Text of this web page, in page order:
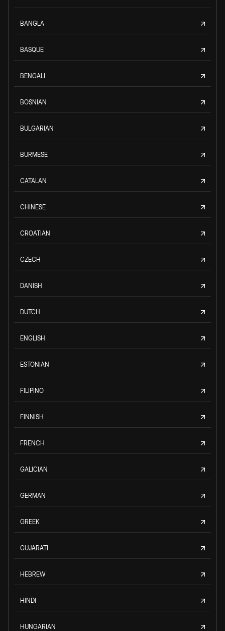
BANGLA
BASQUE
BENGALI
BOSNIAN
BULGARIAN
BURMESE
CATALAN
CHINESE
CROATIAN
CZECH
DANISH
DUTCH
ENGLISH
ESTONIAN
FILIPINO
FINNISH
FRENCH
GALICIAN
GERMAN
GREEK
GUJARATI
HEBREW
HINDI
HUNGARIAN